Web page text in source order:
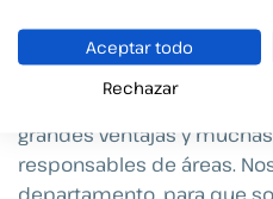
con asistencia continua,
la semana, con resultados
grandes ventajas y
responsables de áreas.
Aceptar todo
Rechazar